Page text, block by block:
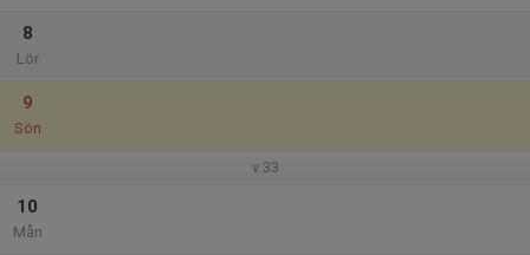
8
Lör
9
Sön
v.33
10
Mån